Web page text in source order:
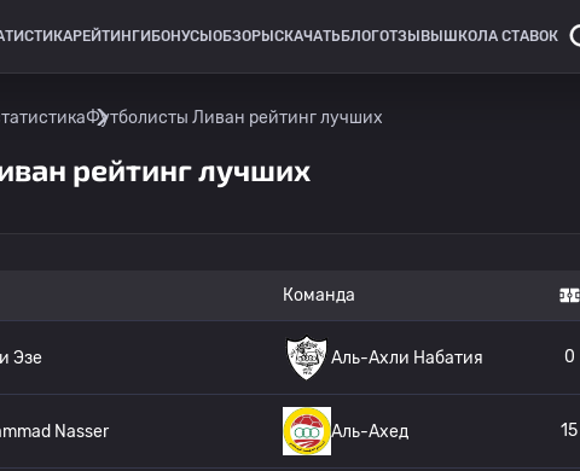
РЕЙТИНГИ БОНУСЫ ОБЗОРЫ СКАЧАТЬ БЛОГОТЗЫВЫ ШКОЛА СТАВОК
Футболисты Ливан рейтинг лучших
рейтинг лучших
Команда
Эзе Аль-Ахли Набатия 0
Nasser Аль-Ахед 15